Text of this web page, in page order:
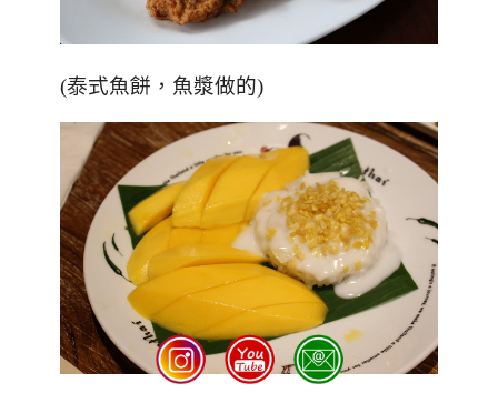
(泰式魚餅，魚漿做的)